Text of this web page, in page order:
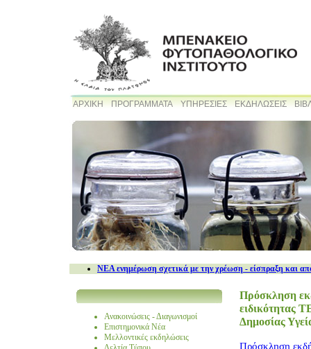
ΑΡΧΙΚΗ ΠΡΟΓΡΑΜΜΑΤΑ ΥΠΗΡΕΣΙΕΣ ΕΚΔΗΛΩΣΕΙΣ
NEA ενημέρωση σχετικά με την χρέωση - είσπραξη και
Ανακοινώσεις - Διαγωνισμοί
Επιστημονικά Νέα
Μελλοντικές εκδηλώσεις
Πρόσκληση
ειδικότητας
Δημοσίας
Πρόσκληση